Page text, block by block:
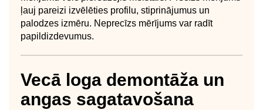
ļauj pareizi izvēlēties profilu, stiprinājumus un
palodzes izmēru. Neprecīzs mērījums var radīt
papildizdevumus.
Vecā loga demontāža un
angas sagatavošana